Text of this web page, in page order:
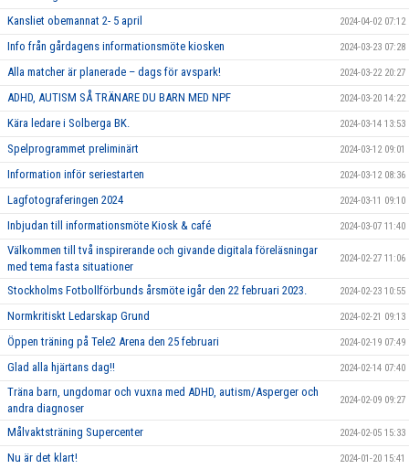
Kansliet obemannat 2- 5 april 2024-04-02 07:12
Info från gårdagens informationsmöte kiosken 2024-03-23 07:28
Alla matcher är planerade – dags för avspark! 2024-03-22 20:27
ADHD, AUTISM SÅ TRÄNARE DU BARN MED NPF 2024-03-20 14:22
Kära ledare i Solberga BK. 2024-03-14 13:53
Spelprogrammet preliminärt 2024-03-12 09:01
Information inför seriestarten 2024-03-12 08:36
Lagfotograferingen 2024 2024-03-11 09:10
Inbjudan till informationsmöte Kiosk & café 2024-03-07 11:40
Välkommen till två inspirerande och givande digitala föreläsningar
med tema fasta situationer
2024-02-27 11:06
Stockholms Fotbollförbunds årsmöte igår den 22 februari 2023. 2024-02-23 10:55
Normkritiskt Ledarskap Grund 2024-02-21 09:13
Öppen träning på Tele2 Arena den 25 februari 2024-02-19 07:49
Glad alla hjärtans dag!! 2024-02-14 07:40
Träna barn, ungdomar och vuxna med ADHD, autism/Asperger och
andra diagnoser
2024-02-09 09:27
Målvaktsträning Supercenter 2024-02-05 15:33
Nu är det klart! 2024-01-20 15:41